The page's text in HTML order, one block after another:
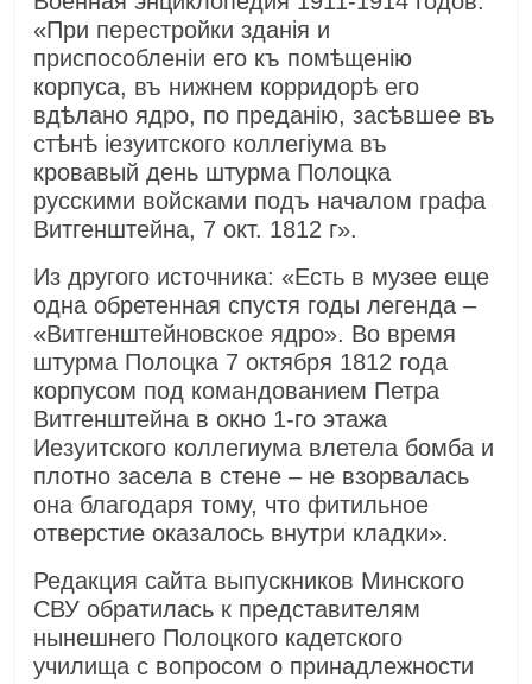
«При перестройки зданія и
приспособленіи его къ помѣщенію
корпуса, въ нижнем корридорѣ его
вдѣлано ядро, по преданію, засѣвшее въ
стѣнѣ іезуитского коллегіума въ
кровавый день штурма Полоцка
русскими войсками подъ началом графа
Витгенштейна, 7 окт. 1812 г».
Из другого источника: «Есть в музее еще
одна обретенная спустя годы легенда –
«Витгенштейновское ядро». Во время
штурма Полоцка 7 октября 1812 года
корпусом под командованием Петра
Витгенштейна в окно 1-го этажа
Иезуитского коллегиума влетела бомба и
плотно засела в стене – не взорвалась
она благодаря тому, что фитильное
отверстие оказалось внутри кладки».
Редакция сайта выпускников Минского
СВУ обратилась к представителям
нынешнего Полоцкого кадетского
училища с вопросом о принадлежности